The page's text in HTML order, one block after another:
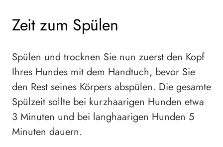
Zeit zum Spülen
Spülen und trocknen Sie nun zuerst den Kopf
Ihres Hundes mit dem Handtuch, bevor Sie
den Rest seines Körpers abspülen. Die gesamte
Spülzeit sollte bei kurzhaarigen Hunden etwa
3 Minuten und bei langhaarigen Hunden 5
Minuten dauern.